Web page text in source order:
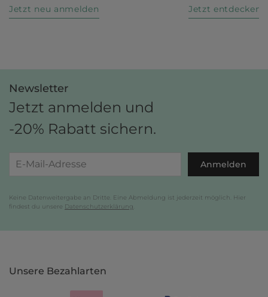
Jetzt neu anmelden
Jetzt entdecken
Newsletter
Jetzt anmelden und
-20% Rabatt sichern.
Anmelden
Keine Datenweitergabe an Dritte. Eine Abmeldung ist jederzeit möglich. Hier
findest du unsere Datenschutzerklärung
Unsere Bezahlarten